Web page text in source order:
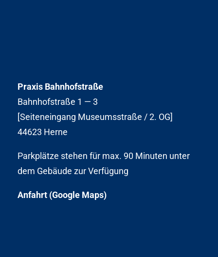
Praxis Bahnhofstraße
Bahnhofstraße 1 — 3
[Seiteneingang Museumsstraße / 2. OG]
44623 Herne
Parkplätze stehen für max. 90 Minuten unter
dem Gebäude zur Verfügung
Anfahrt (Google Maps)